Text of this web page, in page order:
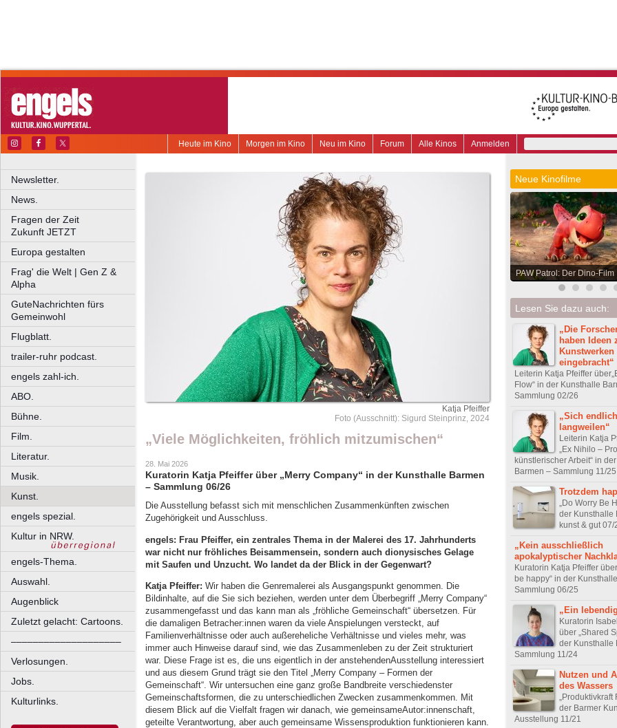
Anmelden
Alle Kinos
Forum
Neu im Kino
Morgen im Kino
Heute im Kino
Newsletter.
News.
Fragen der Zeit
Zukunft JETZT
Europa gestalten
Frag' die Welt | Gen Z &
Alpha
GuteNachrichten fürs
Gemeinwohl
Flugblatt.
trailer-ruhr podcast.
engels zahl-ich.
ABO.
Bühne.
Film.
Literatur.
Musik.
Kunst.
engels spezial.
Kultur in NRW.
engels-Thema.
Auswahl.
Augenblick
Zuletzt gelacht: Cartoons.
––––––––––––––––––––
Verlosungen.
Jobs.
Kulturlinks.
Katja Pfeiffer
Foto (Ausschnitt): Sigurd Steinprinz, 2024
„Viele Möglichkeiten, fröhlich mitzumischen“
28. Mai 2026
Kuratorin Katja Pfeiffer über „Merry Company“ in der Kunsthalle Barmen
– Sammlung 06/26
Die Ausstellung befasst sich mit menschlichen Zusammenkünften zwischen
Zugehörigkeit und Ausschluss.
engels: Frau Pfeiffer, ein zentrales Thema in der Malerei des 17. Jahrhunderts
war nicht nur fröhliches Beisammensein, sondern auch dionysisches Gelage
mit Saufen und Unzucht. Wo landet da der Blick in der Gegenwart?
Katja Pfeiffer: Wir haben die Genremalerei als Ausgangspunkt genommen. Die
Bildinhalte, auf die Sie sich beziehen, werden unter dem Überbegriff „Merry Company“
zusammengefasst und das kann man als „fröhliche Gemeinschaft“ übersetzen. Für
die damaligen Betracher:innen waren da viele Anspielungen versteckt, auf
Familienverhältnisse oder auch außereheliche Verhältnisse und vieles mehr, was
immer auch Hinweise darauf sind, wie das Zusammenleben zu der Zeit strukturiert
war. Diese Frage ist es, die uns eigentlich in der anstehendenAusstellung interessiert
und aus diesem Grund trägt sie den Titel „Merry Company – Formen der
Gemeinschaft“. Wir untersuchen eine ganz große Bandbreite verschiedenster
Gemeinschaftsformen, die zu unterschiedlichen Zwecken zusammenkommen. Mit
diesem Blick auf die Vielfalt fragen wir danach, wie gemeinsameAutor:innenschaft,
geteilte Verantwortung, aber auch gemeinsame Wissensproduktion funktionieren kann.
Neue Kinofilme
PAW Patrol: Der Dino-Film
Lesen Sie dazu auch:
„Die
haben Ideen
Kunstwerken
eingebracht“
Leiterin Katja Pfeiffer
Flow“ in der Kunsthalle
Sammlung 02/26
„Sich
langweilen“
Leiterin Katja
„Ex Nihilo –
künstlerischer Arbeit“ in
Barmen – Sammlung 11/25
Trotzdem
„Do Worry Be
der Kunsthalle
kunst & gut 07/
„Kein ausschließlich
apokalyptischer
Kuratorin Katja Pfeiffer
be happy“ in der
Sammlung 06/25
„Ein
Kuratorin
über „Shared
der Kunsthalle
Sammlung 11/24
Nutzen und
des Wassers
„Produktivkraft
der Barmer
Ausstellung 11/21